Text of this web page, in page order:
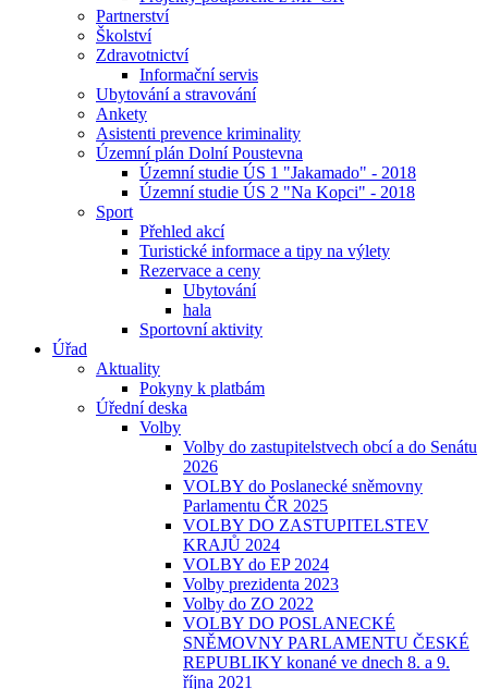
Partnerství
Školství
Zdravotnictví
Informační servis
Ubytování a stravování
Ankety
Asistenti prevence kriminality
Územní plán Dolní Poustevna
Územní studie ÚS 1 "Jakamado" - 2018
Územní studie ÚS 2 "Na Kopci" - 2018
Sport
Přehled akcí
Turistické informace a tipy na výlety
Rezervace a ceny
Ubytování
hala
Sportovní aktivity
Úřad
Aktuality
Pokyny k platbám
Úřední deska
Volby
Volby do zastupitelstvech obcí a do Senátu
2026
VOLBY do Poslanecké sněmovny
Parlamentu ČR 2025
VOLBY DO ZASTUPITELSTEV
KRAJŮ 2024
VOLBY do EP 2024
Volby prezidenta 2023
Volby do ZO 2022
VOLBY DO POSLANECKÉ
SNĚMOVNY PARLAMENTU ČESKÉ
REPUBLIKY konané ve dnech 8. a 9.
října 2021